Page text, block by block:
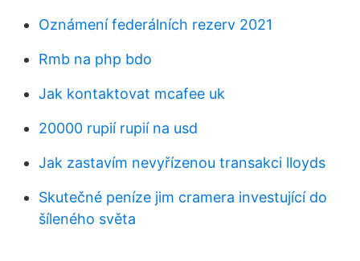
Oznámení federálních rezerv 2021
Rmb na php bdo
Jak kontaktovat mcafee uk
20000 rupií rupií na usd
Jak zastavím nevyřízenou transakci lloyds
Skutečné peníze jim cramera investující do
šíleného světa